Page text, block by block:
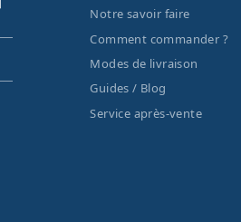
Notre savoir faire
Comment commander ?
Modes de livraison
Guides / Blog
Service après-vente